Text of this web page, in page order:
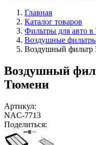
Главная
Каталог товаров
Фильтры для авто
Воздушные
Воздушный
Воздушный
Тюмени
Артикул:
NAC-7713
Поделиться: